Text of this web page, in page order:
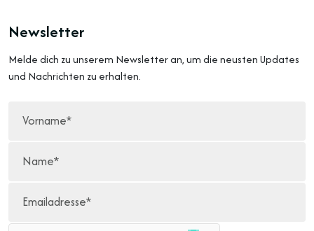
Newsletter
Melde dich zu unserem Newsletter an, um die neusten Updates
und Nachrichten zu erhalten.